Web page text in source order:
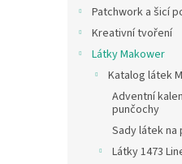
Patchwork a šicí
Kreativní tvoření
Látky Makower
Katalog látek
Adventní
punčochy
Sady látek
Látky 1473